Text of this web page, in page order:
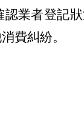
業者登記
費糾紛。